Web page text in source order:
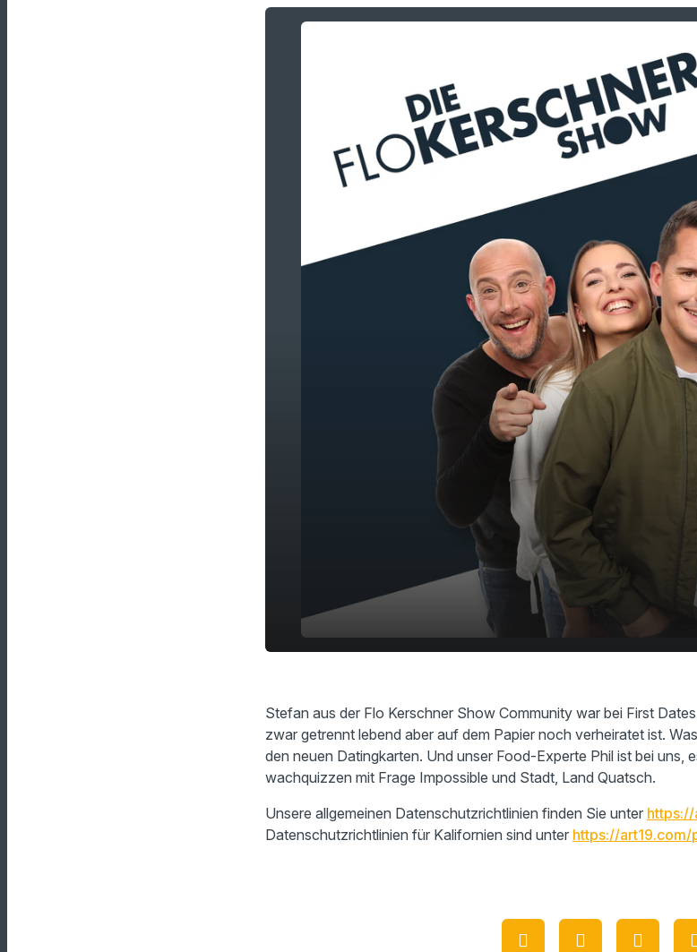
Stefan aus der Flo Kerschner Show Community war bei First
zwar getrennt lebend aber auf dem Papier noch verheiratet ist.
den neuen Datingkarten. Und unser Food-Experte Phil ist bei uns,
wachquizzen mit Frage Impossible und Stadt, Land Quatsch.
Unsere allgemeinen Datenschutzrichtlinien finden Sie unter
Datenschutzrichtlinien für Kalifornien sind unter https://